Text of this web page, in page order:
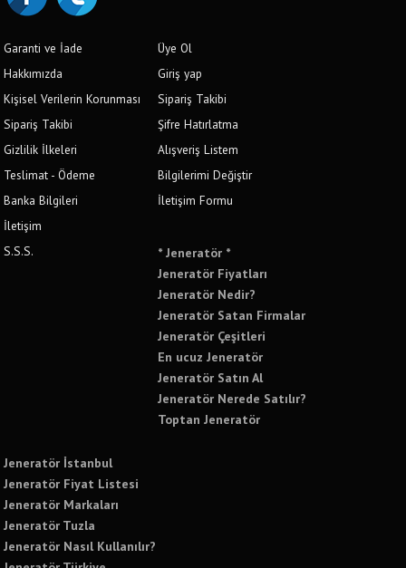
Garanti ve İade
Hakkımızda
Kişisel Verilerin Korunması
Sipariş Takibi
Gizlilik İlkeleri
Teslimat - Ödeme
Banka Bilgileri
İletişim
S.S.S.
Üye Ol
Giriş yap
Sipariş Takibi
Şifre Hatırlatma
Alışveriş Listem
Bilgilerimi Değiştir
İletişim Formu
* Jeneratör *
Jeneratör Fiyatları
Jeneratör Nedir?
Jeneratör Satan Firmalar
Jeneratör Çeşitleri
En ucuz Jeneratör
Jeneratör Satın Al
Jeneratör Nerede Satılır?
Toptan Jeneratör
Jeneratör İstanbul
Jeneratör Fiyat Listesi
Jeneratör Markaları
Jeneratör Tuzla
Jeneratör Nasıl Kullanılır?